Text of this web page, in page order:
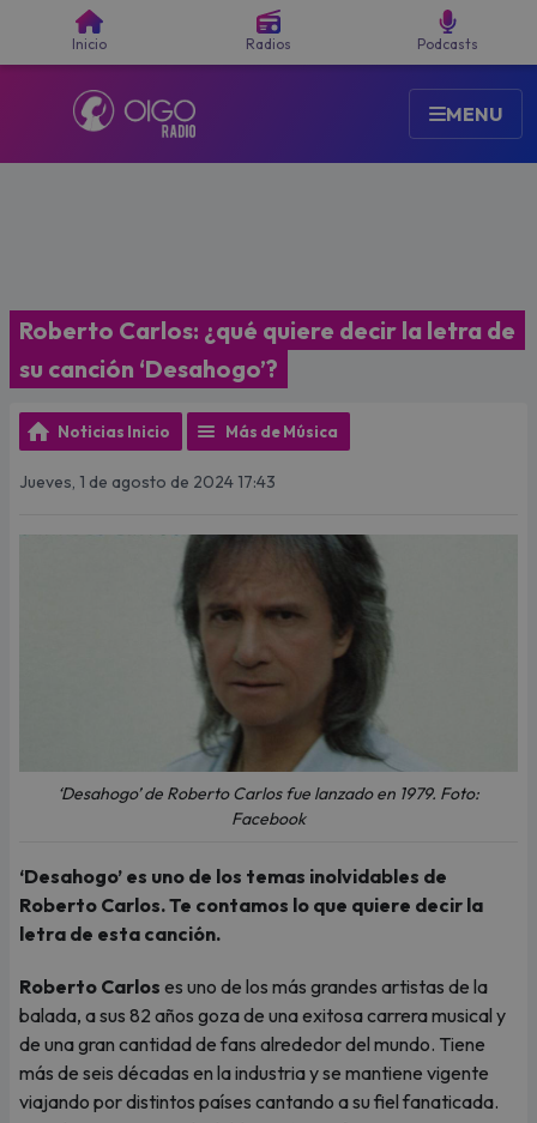
Inicio Radios Podcasts
MENU
Roberto Carlos: ¿qué quiere decir la letra de
su canción ‘Desahogo’?
Noticias Inicio Más de Música
Jueves, 1 de agosto de 2024 17:43
‘Desahogo’ de Roberto Carlos fue lanzado en 1979. Foto:
Facebook
‘Desahogo’ es uno de los temas inolvidables de
Roberto Carlos. Te contamos lo que quiere decir la
letra de esta canción.
Roberto Carlos es uno de los más grandes artistas de la
balada, a sus 82 años goza de una exitosa carrera musical y
de una gran cantidad de fans alrededor del mundo. Tiene
más de seis décadas en la industria y se mantiene vigente
viajando por distintos países cantando a su fiel fanaticada.